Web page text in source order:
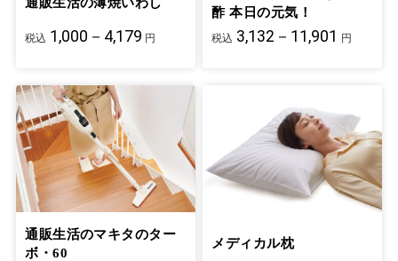
通販生活の薄焼いわし
税込 1,000－4,179 円
酢 本日の元気！
税込 3,132－11,901 円
通販生活のマキタのター
ボ・60
メディカル枕